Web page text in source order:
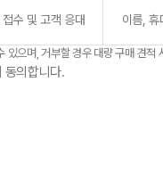
수 및 고객 응대 이름,
있으며, 거부할 경우 대량 구매 견적
동의합니다.